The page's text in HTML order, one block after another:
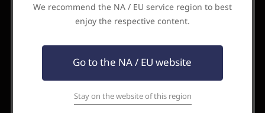
ซึมซับรูปลักษณ์
ภายนอกของเวิลด์
[ชุดนูเบลลิกคันท์]
เคลื่อนย้ายไปยัง
ตำแหน่งที่ต้องการ
[กล้องส่องทางไกล
ดัดแปลง ของลาฟี่ เบด
กำลังรถม้าไม่สิ้นสุด!
[โคมไฟลอยตุ๊บป่อง
We recommend the NA / EU service region to best
enjoy the respective content.
Go to the NA / EU website
Stay on the website of this region